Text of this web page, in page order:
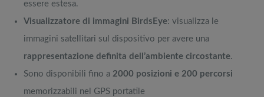
essere estesa.
Visualizzatore di immagini BirdsEye: visualizza le
immagini satellitari sul dispositivo per avere una
rappresentazione definita dell’ambiente circostante.
Sono disponibili fino a 2000 posizioni e 200 percorsi
memorizzabili nel GPS portatile